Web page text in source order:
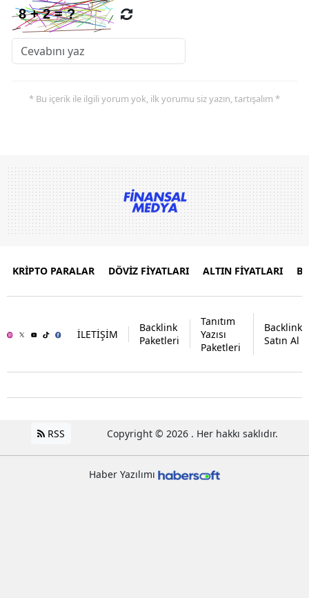
* Bu içerik ile ilgili yorum yok, ilk yorumu siz yazın, tartışalım *
KRİPTO PARALAR DÖVİZ FİYATLARI ALTIN FİYATLARI
İLETİŞİM
Backlink
Paketleri
Tanıtım
Yazısı
Paketleri
Backlink
Satın Al
RSS Copyright © 2026 . Her hakkı saklıdır.
Haber Yazılımı